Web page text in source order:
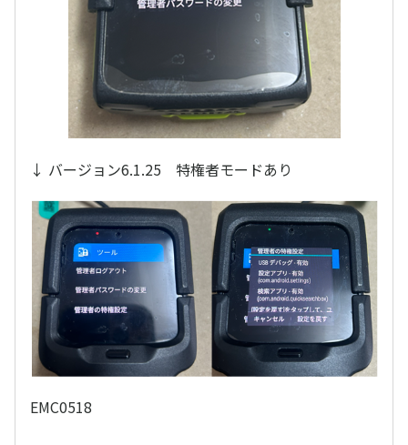
↓ バージョン6.1.25 特権者モードあり
EMC0518